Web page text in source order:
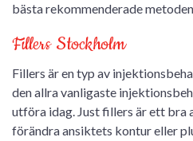
bästa rekommenderade
Fillers Stockholm
Fillers är en typ av
den allra vanligaste
utföra idag. Just fillers är ett bra
förändra ansiktets kontur eller